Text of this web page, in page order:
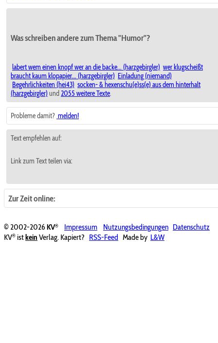
Was schreiben andere zum Thema "Humor"?
labert wem einen knopf wer an die backe... (harzgebirgler) wer klugscheißt
braucht kaum klopapier... (harzgebirgler) Einladung (niemand)
Begehrlichkeiten (hei43) socken- & hexenschu(e)ss(e) aus dem hinterhalt
(harzgebirgler) und 2055 weitere Texte.
Probleme damit? melden!
Text empfehlen auf:
Link zum Text teilen via:
Zur Zeit online:
© 2002-2026KV® Impressum Nutzungsbedingungen Datenschutz
KV® ist kein Verlag. Kapiert? RSS-Feed Made by L&W